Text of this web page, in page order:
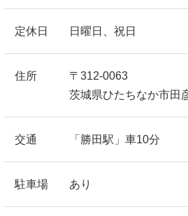
定休日 日曜日、祝日
住所
〒312-0063
茨城県ひたちなか市田
交通 「勝田駅」車10分
駐車場 あり